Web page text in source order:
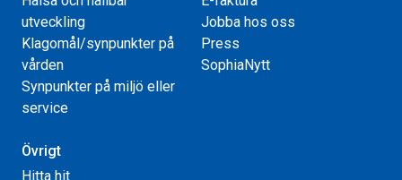
utveckling
Klagomål/synpunkter på
vården
Synpunkter på miljö eller
service
Jobba hos oss
Press
SophiaNytt
Övrigt
Hitta hit